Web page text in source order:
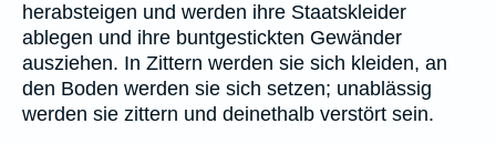
herabsteigen und werden ihre Staatskleider
ablegen und ihre buntgestickten Gewänder
ausziehen. In Zittern werden sie sich kleiden, an
den Boden werden sie sich setzen; unablässig
werden sie zittern und deinethalb verstört sein.